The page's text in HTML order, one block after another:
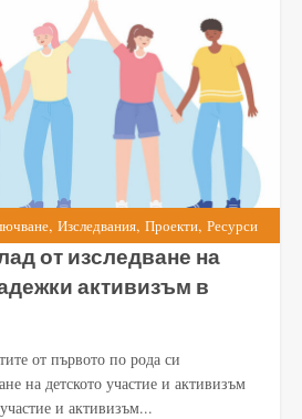
, Изследвания, Проекти, Ресурси
от изследване на
активизъм в
от първото по рода си
на детското участие и активизъм
и активизъм...